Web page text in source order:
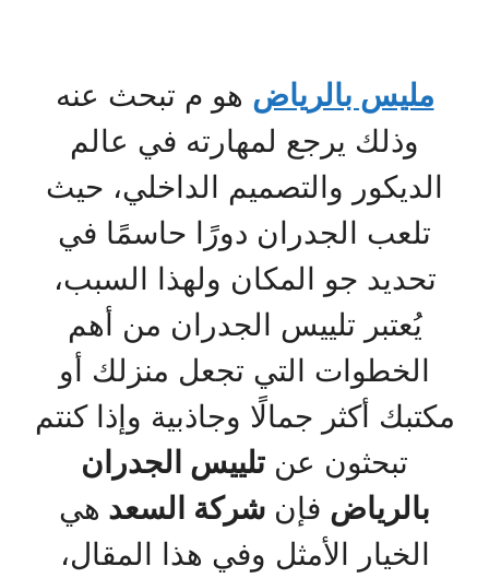
مليس بالرياض هو م تبحث عنه
وذلك يرجع لمهارته في عالم
الديكور والتصميم الداخلي، حيث
تلعب الجدران دورًا حاسمًا في
تحديد جو المكان ولهذا السبب،
يُعتبر تلييس الجدران من أهم
الخطوات التي تجعل منزلك أو
مكتبك أكثر جمالًا وجاذبية وإذا كنتم
تبحثون عن تلييس الجدران
بالرياض فإن شركة السعد هي
الخيار الأمثل وفي هذا المقال،